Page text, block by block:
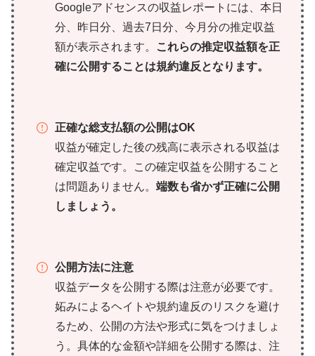
Googleアドセンスの収益レポートには、本日
分、昨日分、過去7日分、今月分の推定収益
額が表示されます。
これらの推定収益額を正
確に公開することは規約違反となります。
正確な総支払額の公開はOK
収益が確定した後の残高に表示される収益は
確定収益です。この確定収益を公開すること
は問題ありません。 端数も省かず正確に公開
しましょう。
公開方法に注意
収益データを公開する際は注意が必要です。
妬みによるヘイトや規約違反のリスクを避け
るため、公開の方法や形式に気をつけましょ
う。具体的な金額や詳細を公開する際は、注